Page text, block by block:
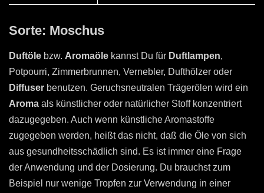
Sorte: Moschus
Duftöle bzw. Aromaöle kannst Du für Duftlampen,
Potpourri, Zimmerbrunnen, Vernebler, Dufthölzer oder
Diffuser benutzen. Geruchsneutralen Trägerölen wird ein
Aroma als künstlicher oder natürlicher Stoff konzentriert
dazugegeben. Auch wenn künstliche Aromastoffe
zugegeben werden, heißt das nicht, daß die Öle von sich
aus gesundheitsschädlich sind. Es ist immer eine Frage
der Anwendung und der Dosierung. Du brauchst zum
Beispiel nur wenige Tropfen zur Verwendung in einer